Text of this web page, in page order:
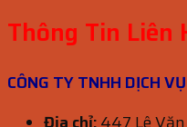
Thông Tin Liên
CÔNG TY TNHH DỊCH